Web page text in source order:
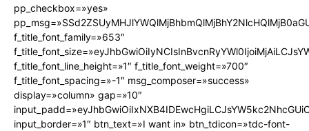
pp_checkbox=»yes»
f_title_font_family=»653″
f_title_font_line_height=»1″ f_title_font_weight=»700″
f_title_font_spacing=»-1″ msg_composer=»success»
display=»column» gap=»10″
input_border=»1″ btn_text=»I want in» btn_tdicon=»tdc-font-